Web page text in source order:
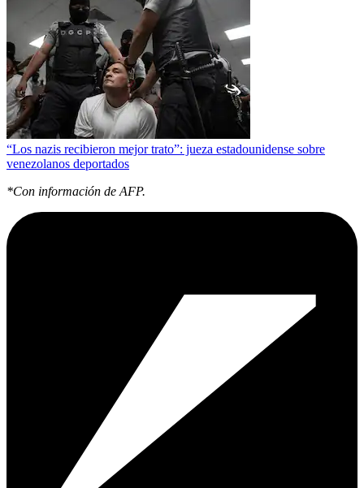
“Los nazis recibieron mejor trato”: jueza estadounidense sobre
venezolanos deportados
*Con información de AFP.